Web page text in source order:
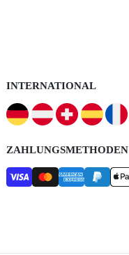
INTERNATIONAL
ZAHLUNGSMETHODEN